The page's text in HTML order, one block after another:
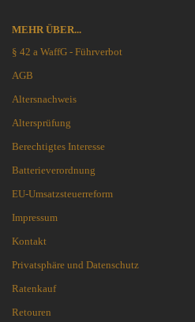
MEHR ÜBER...
§ 42 a WaffG - Führverbot
AGB
Altersnachweis
Altersprüfung
Berechtigtes Interesse
Batterieverordnung
EU-Umsatzsteuerreform
Impressum
Kontakt
Privatsphäre und Datenschutz
Ratenkauf
Retouren